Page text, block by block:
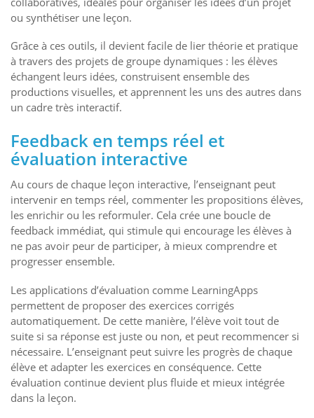
ou synthétiser une leçon.
Grâce à ces outils, il devient facile de lier théorie et pratique
à travers des projets de groupe dynamiques : les élèves
échangent leurs idées, construisent ensemble des
productions visuelles, et apprennent les uns des autres dans
un cadre très interactif.
Feedback en temps réel et
évaluation interactive
Au cours de chaque leçon interactive, l’enseignant peut
intervenir en temps réel, commenter les propositions élèves,
les enrichir ou les reformuler. Cela crée une boucle de
feedback immédiat, qui stimule qui encourage les élèves à
ne pas avoir peur de participer, à mieux comprendre et
progresser ensemble.
Les applications d’évaluation comme LearningApps
permettent de proposer des exercices corrigés
automatiquement. De cette manière, l’élève voit tout de
suite si sa réponse est juste ou non, et peut recommencer si
nécessaire. L’enseignant peut suivre les progrès de chaque
élève et adapter les exercices en conséquence. Cette
évaluation continue devient plus fluide et mieux intégrée
dans la leçon.